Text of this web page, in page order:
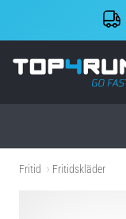
Fritid Fritidskläder